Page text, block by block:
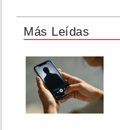
Más Leídas